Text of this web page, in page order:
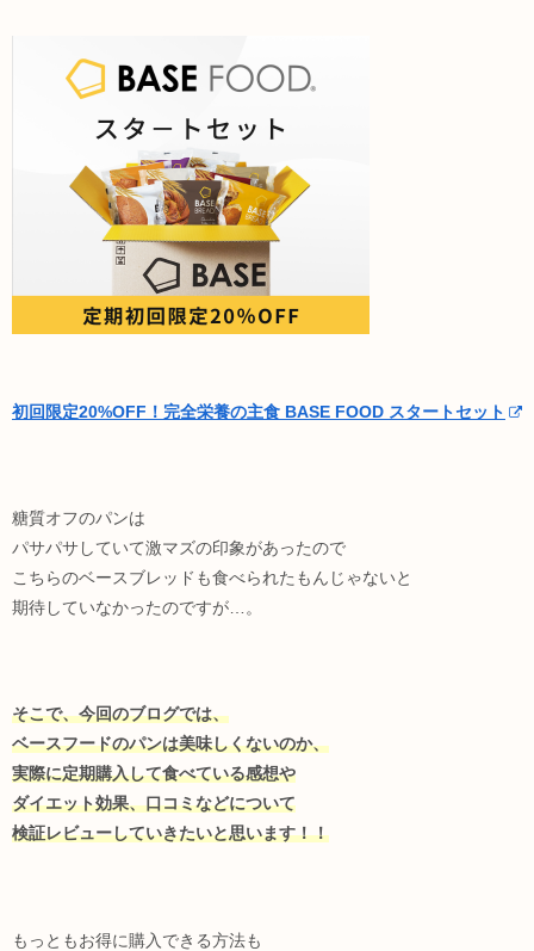
初回限定20%OFF！完全栄養の主食 BASE FOOD スタートセット
糖質オフのパンは
パサパサしていて激マズの印象があったので
こちらのベースブレッドも食べられたもんじゃないと
期待していなかったのですが…。
そこで、今回のブログでは、
ベースフードのパンは美味しくないのか、
実際に定期購入して食べている感想や
ダイエット効果、口コミなどについて
検証レビューしていきたいと思います！！
もっともお得に購入できる方法も